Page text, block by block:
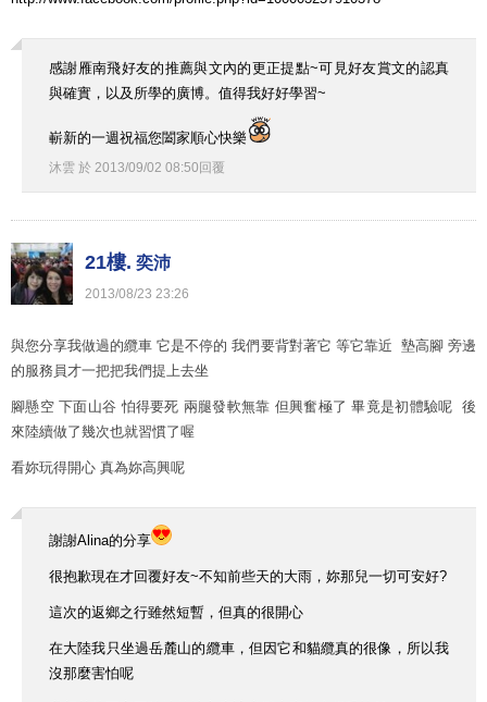
感謝雁南飛好友的推薦與文內的更正提點~可見好友賞文的認真
與確實，以及所學的廣博。值得我好好學習~
嶄新的一週祝福您闔家順心快樂
沐雲 於 2013/09/02 08:50 回覆
21樓. 奕沛
2013/08/23 23:26
與您分享我做過的纜車 它是不停的 我們要背對著它 等它靠近 墊高腳 旁邊
的服務員才一把把我們提上去坐
腳懸空 下面山谷 怕得要死 兩腿發軟無靠 但興奮極了 畢竟是初體驗呢 後
來陸續做了幾次也就習慣了喔
看妳玩得開心 真為妳高興呢
謝謝Alina的分享
很抱歉現在才回覆好友~不知前些天的大雨，妳那兒一切可安好?
這次的返鄉之行雖然短暫，但真的很開心
在大陸我只坐過岳麓山的纜車，但因它和貓纜真的很像，所以我
沒那麼害怕呢